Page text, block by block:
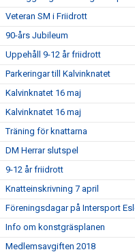
Veteran SM i Friidrott
90-års Jubileum
Uppehåll 9-12 år friidrott
Parkeringar till Kalvinknatet
Kalvinknatet 16 maj
Kalvinknatet 16 maj
Träning för knattarna
DM Herrar slutspel
9-12 år friidrott
Knatteinskrivning 7 april
Föreningsdagar på Intersport
Info om konstgräsplanen
Medlemsavgiften 2018